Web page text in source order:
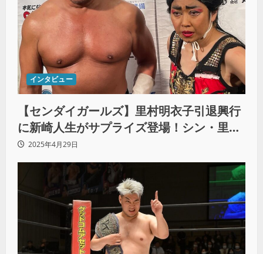
インタビュー
【センダイガールズ】里村明衣子引退興行
に新崎人生がサプライズ登場！シン・里村
とタッグ結成
2025年4月29日